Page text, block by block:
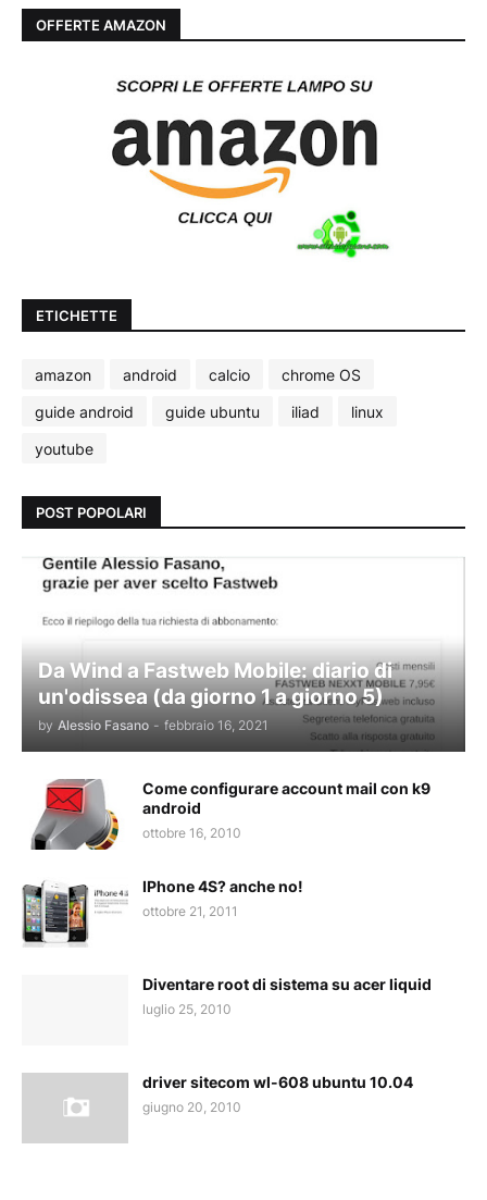
OFFERTE AMAZON
ETICHETTE
amazon android calcio
chrome OS
guide android
guide ubuntu iliad
linux
youtube
POST POPOLARI
Da Wind a Fastweb Mobile: diario di
un'odissea (da giorno 1 a giorno 5)
by Alessio Fasano - febbraio 16, 2021
Come configurare account mail con k9
android
ottobre 16, 2010
IPhone 4S? anche no!
ottobre 21, 2011
Diventare root di sistema su acer liquid
luglio 25, 2010
driver sitecom wl-608 ubuntu 10.04
giugno 20, 2010